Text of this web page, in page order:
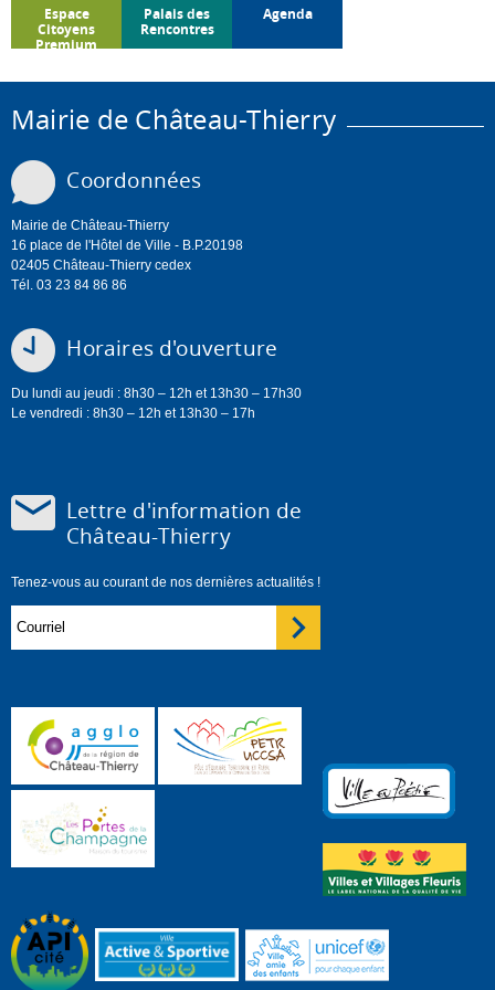
Espace
Citoyens
Premium
Palais des
Rencontres
Agenda
Mairie de Château-Thierry
Coordonnées
Mairie de Château-Thierry
16 place de l'Hôtel de Ville - B.P.20198
02405 Château-Thierry cedex
Tél. 03 23 84 86 86
Horaires d'ouverture
Du lundi au jeudi : 8h30 – 12h et 13h30 – 17h30
Le vendredi : 8h30 – 12h et 13h30 – 17h
Lettre d'information de
Château-Thierry
Tenez-vous au courant de nos dernières actualités !